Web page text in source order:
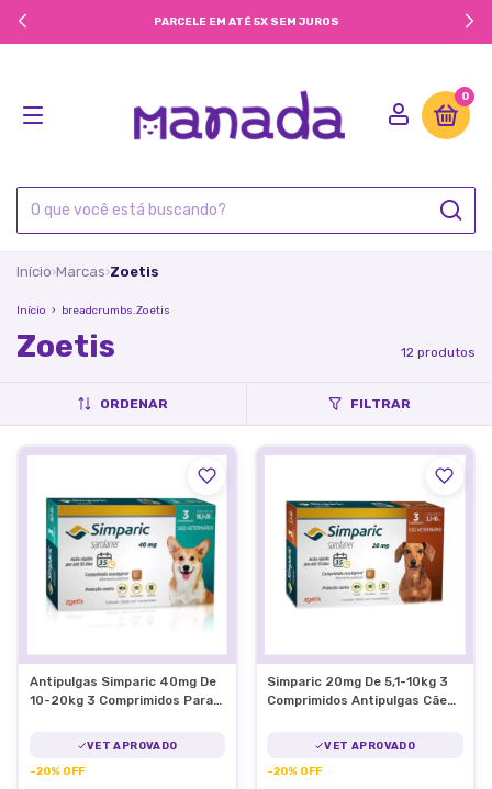
PARCELE EM ATÉ 5X SEM JUROS
0
Início›Marcas›Zoetis
Início › breadcrumbs.Zoetis
Zoetis 12 produtos
ORDENAR FILTRAR
Antipulgas Simparic 40mg De
10-20kg 3 Comprimidos Para
VET APROVADO
-20% OFF
Simparic 20mg De 5,1-10kg 3
Comprimidos Antipulgas Cães
VET APROVADO
-20% OFF